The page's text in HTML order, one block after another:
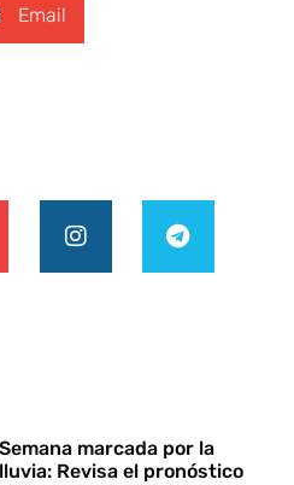
Email
Semana marcada por la
lluvia: Revisa el pronóstico